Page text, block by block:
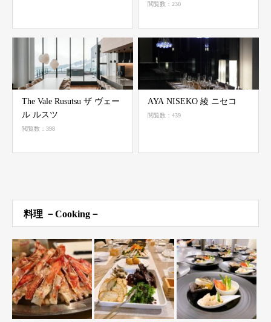
閲覧数：230
The Vale Rusutsu ザ ヴェー
ル ルスツ
閲覧数：398
AYA NISEKO 綾 ニセコ
閲覧数：439
料理 －Cooking－